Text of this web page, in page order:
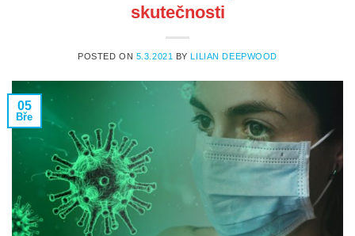
skutečnosti
POSTED ON 5.3.2021 BYLILIAN DEEPWOOD
05
Bře